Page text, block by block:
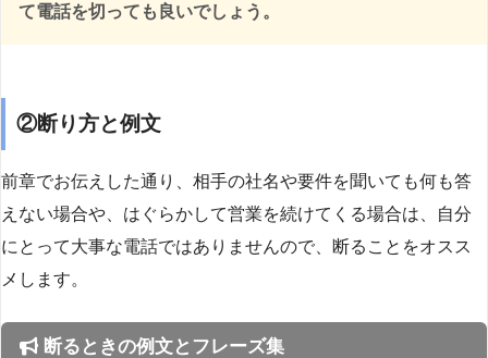
て電話を切っても良いでしょう。
②断り方と例文
前章でお伝えした通り、相手の社名や要件を聞いても何も答
えない場合や、はぐらかして営業を続けてくる場合は、自分
にとって大事な電話ではありませんので、断ることをオスス
メします。
断るときの例文とフレーズ集